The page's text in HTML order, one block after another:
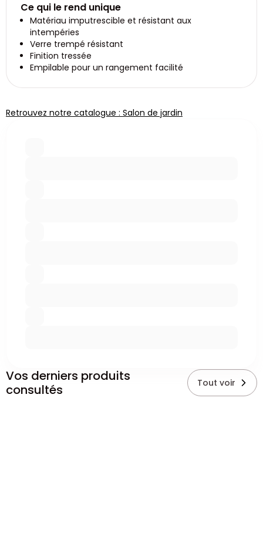
Ce qui le rend unique
Matériau imputrescible et résistant aux
intempéries
Verre trempé résistant
Finition tressée
Empilable pour un rangement facilité
Retrouvez notre catalogue : Salon de jardin
Vos derniers produits
consultés
Tout voir